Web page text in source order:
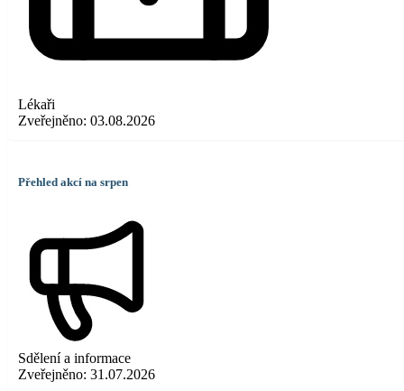
Lékaři
Zveřejněno: 03.08.2026
Přehled akcí na srpen
Sdělení a informace
Zveřejněno: 31.07.2026